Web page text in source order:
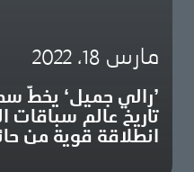
مارس 18، 2022
’رالي جميل‘ يخطّ
تاريخ عالم سباقات
انطلاقة قوية من